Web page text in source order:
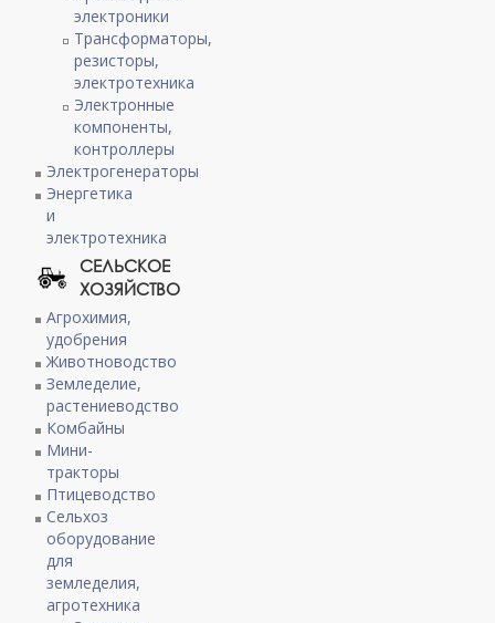
электроники
Трансформаторы,
резисторы,
электротехника
Электронные
компоненты,
контроллеры
Электрогенераторы
Энергетика
и
электротехника
СЕЛЬСКОЕ
ХОЗЯЙСТВО
Агрохимия,
удобрения
Животноводство
Земледелие,
растениеводство
Комбайны
Мини-
тракторы
Птицеводство
Сельхоз
оборудование
для
земледелия,
агротехника